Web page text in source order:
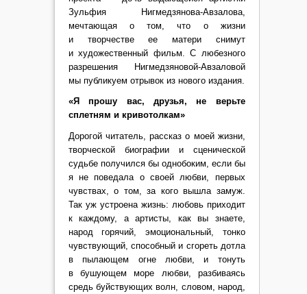
Зульфия Нигмедзянова-Авзалова,
мечтающая о том, что о жизни
и творчестве ее матери снимут
и художественный фильм. С любезного
разрешения Нигмедзяновой-Авзаловой
мы публикуем отрывок из нового издания.
«Я прошу вас, друзья, не верьте
сплетням и кривотолкам»
Дорогой читатель, рассказ о моей жизни,
творческой биографии и сценической
судьбе получился бы однобоким, если бы
я не поведала о своей любви, первых
чувствах, о том, за кого вышла замуж.
Так уж устроена жизнь: любовь приходит
к каждому, а артисты, как вы знаете,
народ горячий, эмоциональный, тонко
чувствующий, способный и сгореть дотла
в пылающем огне любви, и тонуть
в бушующем море любви, разбиваясь
средь буйствующих волн, словом, народ,